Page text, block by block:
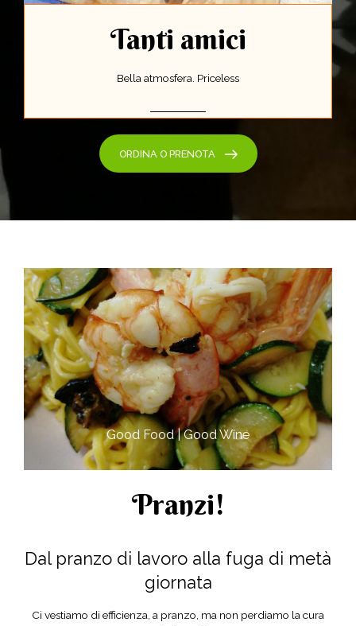
Tanti amici
Bella atmosfera. Priceless
ORDINA O PRENOTA
Good Food | Good Wine​
Pranzi!
Dal pranzo di lavoro alla fuga di metà
giornata
Ci vestiamo di efficienza, a pranzo, ma non perdiamo la cura